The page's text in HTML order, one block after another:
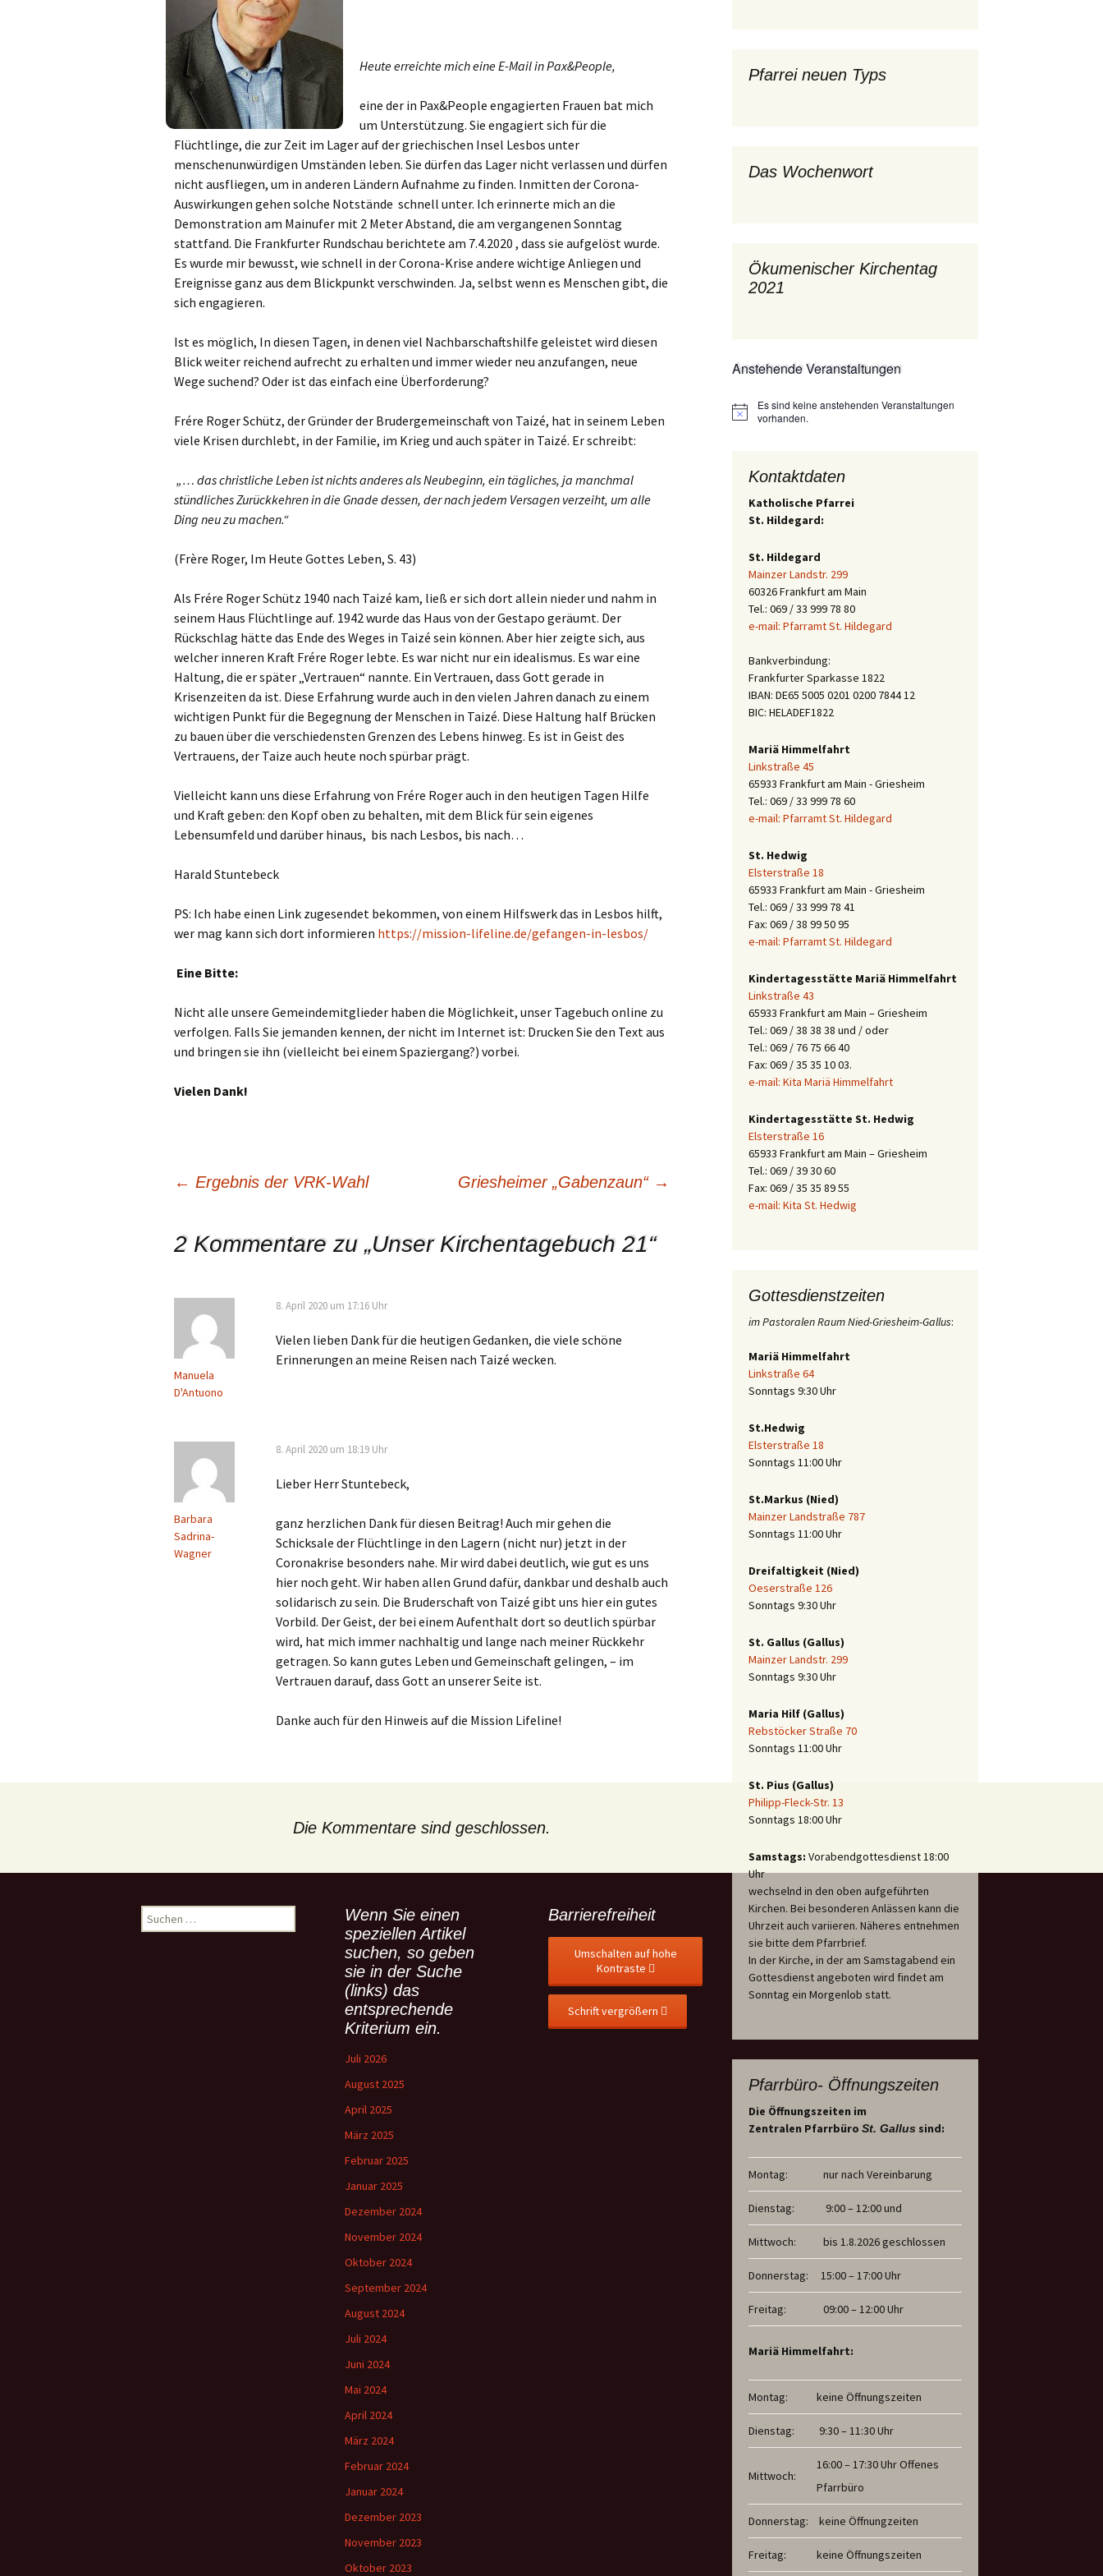
Links
Link)
Ev. Kirche Griesheim (ext.
Link)
St. Gallus (ext. Link)
Stadtkirche Frankfurt
(ext. Link)
Haus am Dom (ext. Link)
Dompfarrei St.
Bartholomäus (ext. Link)
Bistum Limburg (ext.
Link)
Caritas Frankfurt (ext.
Link)
Link)
Stadtsynodalrat
Wir sind Kirche (ext. Link)
Vereinsring Griesheim
(ext. Link)
Messdienerplan
Oekum. Kirchentag 2021
PGR-Wahl 2019 PGR – Wahl 2015
Prävention im Bistum
Limburg
Seelsorglicher Notruf
Stadtkirchenforum
Stellenausschreibungen
Unsere Kirchen und
Gemeindehäuser
Kirche Mariä Himmelfahrt
Kirche St. Hedwig
Das Pfarrhaus
Haus im Haus
Aus dem Archiv
Vorschau
Wochenblatt
Arbeitnehmerkirche
Spielkreise /
Eltern-Kind-GruppeSeniorenarbeit
Unser Wochenwort
Tauffamilien
Unser Wochenwort
Heute erreichte mich eine E-Mail in Pax&People,
eine der in Pax&People engagierten Frauen bat mich
um Unterstützung. Sie engagiert sich für die
Flüchtlinge, die zur Zeit im Lager auf der griechischen Insel Lesbos unter
menschenunwürdigen Umständen leben. Sie dürfen das Lager nicht verlassen und dürfen
nicht ausfliegen, um in anderen Ländern Aufnahme zu finden. Inmitten der Corona-
Auswirkungen gehen solche Notstände schnell unter. Ich erinnerte mich an die
Demonstration am Mainufer mit 2 Meter Abstand, die am vergangenen Sonntag
stattfand. Die Frankfurter Rundschau berichtete am 7.4.2020 , dass sie aufgelöst wurde.
Es wurde mir bewusst, wie schnell in der Corona-Krise andere wichtige Anliegen und
Ereignisse ganz aus dem Blickpunkt verschwinden. Ja, selbst wenn es Menschen gibt, die
sich engagieren.
Ist es möglich, In diesen Tagen, in denen viel Nachbarschaftshilfe geleistet wird diesen
Blick weiter reichend aufrecht zu erhalten und immer wieder neu anzufangen, neue
Wege suchend? Oder ist das einfach eine Überforderung?
Frére Roger Schütz, der Gründer der Brudergemeinschaft von Taizé, hat in seinem Leben
viele Krisen durchlebt, in der Familie, im Krieg und auch später in Taizé. Er schreibt:
„… das christliche Leben ist nichts anderes als Neubeginn, ein tägliches, ja manchmal
stündliches Zurückkehren in die Gnade dessen, der nach jedem Versagen verzeiht, um alle
Ding neu zu machen.“
(Frère Roger, Im Heute Gottes Leben, S. 43)
Als Frére Roger Schütz 1940 nach Taizé kam, ließ er sich dort allein nieder und nahm in
seinem Haus Flüchtlinge auf. 1942 wurde das Haus von der Gestapo geräumt. Der
Rückschlag hätte das Ende des Weges in Taizé sein können. Aber hier zeigte sich, aus
welcher inneren Kraft Frére Roger lebte. Es war nicht nur ein idealismus. Es war eine
Haltung, die er später „Vertrauen“ nannte. Ein Vertrauen, dass Gott gerade in
Krisenzeiten da ist. Diese Erfahrung wurde auch in den vielen Jahren danach zu einem
wichtigen Punkt für die Begegnung der Menschen in Taizé. Diese Haltung half Brücken
zu bauen über die verschiedensten Grenzen des Lebens hinweg. Es ist in Geist des
Vertrauens, der Taize auch heute noch spürbar prägt.
Vielleicht kann uns diese Erfahrung von Frére Roger auch in den heutigen Tagen Hilfe
und Kraft geben: den Kopf oben zu behalten, mit dem Blick für sein eigenes
Lebensumfeld und darüber hinaus, bis nach Lesbos, bis nach…
Harald Stuntebeck
PS: Ich habe einen Link zugesendet bekommen, von einem Hilfswerk das in Lesbos hilft,
wer mag kann sich dort informieren https://mission-lifeline.de/gefangen-in-lesbos/
Eine Bitte:
Nicht alle unsere Gemeindemitglieder haben die Möglichkeit, unser Tagebuch online zu
verfolgen. Falls Sie jemanden kennen, der nicht im Internet ist: Drucken Sie den Text aus
und bringen sie ihn (vielleicht bei einem Spaziergang?) vorbei.
Vielen Dank!
← Ergebnis der VRK-Wahl Griesheimer „Gabenzaun“ →
2 Kommentare zu „Unser Kirchentagebuch 21“
Manuela
D'Antuono
8. April 2020 um 17:16 Uhr
Vielen lieben Dank für die heutigen Gedanken, die viele schöne
Erinnerungen an meine Reisen nach Taizé wecken.
Barbara
Sadrina-
Wagner
8. April 2020 um 18:19 Uhr
Lieber Herr Stuntebeck,
ganz herzlichen Dank für diesen Beitrag! Auch mir gehen die
Schicksale der Flüchtlinge in den Lagern (nicht nur) jetzt in der
Coronakrise besonders nahe. Mir wird dabei deutlich, wie gut es uns
hier noch geht. Wir haben allen Grund dafür, dankbar und deshalb auch
solidarisch zu sein. Die Bruderschaft von Taizé gibt uns hier ein gutes
Vorbild. Der Geist, der bei einem Aufenthalt dort so deutlich spürbar
wird, hat mich immer nachhaltig und lange nach meiner Rückkehr
getragen. So kann gutes Leben und Gemeinschaft gelingen, – im
Vertrauen darauf, dass Gott an unserer Seite ist.
Danke auch für den Hinweis auf die Mission Lifeline!
Die Kommentare sind geschlossen.
Pfarrei neuen Typs
Das Wochenwort
Ökumenischer Kirchentag
2021
Anstehende Veranstaltungen
Hinweis
Es sind keine anstehenden Veranstaltungen
vorhanden.
Kontaktdaten
Katholische Pfarrei
St. Hildegard:
St. Hildegard
Mainzer Landstr. 299
60326 Frankfurt am Main
Tel.: 069 / 33 999 78 80
e-mail: Pfarramt St. Hildegard
Bankverbindung:
Frankfurter Sparkasse 1822
IBAN: DE65 5005 0201 0200 7844 12
BIC: HELADEF1822
Mariä Himmelfahrt
Linkstraße 45
65933 Frankfurt am Main - Griesheim
Tel.: 069 / 33 999 78 60
e-mail: Pfarramt St. Hildegard
St. Hedwig
Elsterstraße 18
65933 Frankfurt am Main - Griesheim
Tel.: 069 / 33 999 78 41
Fax: 069 / 38 99 50 95
e-mail: Pfarramt St. Hildegard
Kindertagesstätte Mariä Himmelfahrt
Linkstraße 43
65933 Frankfurt am Main – Griesheim
Tel.: 069 / 38 38 38 und / oder
Tel.: 069 / 76 75 66 40
Fax: 069 / 35 35 10 03.
e-mail: Kita Mariä Himmelfahrt
Kindertagesstätte St. Hedwig
Elsterstraße 16
65933 Frankfurt am Main – Griesheim
Tel.: 069 / 39 30 60
Fax: 069 / 35 35 89 55
e-mail: Kita St. Hedwig
Gottesdienstzeiten
im Pastoralen Raum Nied-Griesheim-Gallus:
Mariä Himmelfahrt
Linkstraße 64
Sonntags 9:30 Uhr
St.Hedwig
Elsterstraße 18
Sonntags 11:00 Uhr
St.Markus (Nied)
Mainzer Landstraße 787
Sonntags 11:00 Uhr
Dreifaltigkeit (Nied)
Oeserstraße 126
Sonntags 9:30 Uhr
St. Gallus (Gallus)
Mainzer Landstr. 299
Sonntags 9:30 Uhr
Maria Hilf (Gallus)
Rebstöcker Straße 70
Sonntags 11:00 Uhr
St. Pius (Gallus)
Philipp-Fleck-Str. 13
Sonntags 18:00 Uhr
Samstags: Vorabendgottesdienst 18:00
Uhr
wechselnd in den oben aufgeführten
Kirchen. Bei besonderen Anlässen kann die
Uhrzeit auch variieren. Näheres entnehmen
sie bitte dem Pfarrbrief.
In der Kirche, in der am Samstagabend ein
Gottesdienst angeboten wird findet am
Sonntag ein Morgenlob statt.
Pfarrbüro- Öffnungszeiten
Die Öffnungszeiten im
Zentralen Pfarrbüro St. Gallus sind:
Montag: nur nach Vereinbarung
Dienstag: 9:00 – 12:00 und
Mittwoch: bis 1.8.2026 geschlossen
Donnerstag: 15:00 – 17:00 Uhr
Freitag: 09:00 – 12:00 Uhr
Mariä Himmelfahrt:
Montag: keine Öffnungszeiten
Dienstag: 9:30 – 11:30 Uhr
Mittwoch:
16:00 – 17:30 Uhr Offenes
Pfarrbüro
Donnerstag: keine Öffnungzeiten
Freitag: keine Öffnungszeiten
u
Wenn Sie einen
speziellen Artikel
suchen, so geben
sie in der Suche
(links) das
entsprechende
Kriterium ein.
Juli 2026
August 2025
April 2025
März 2025
Februar 2025
Januar 2025
Dezember 2024
November 2024
Oktober 2024
September 2024
August 2024
Juli 2024
Juni 2024
Mai 2024
April 2024
März 2024
Februar 2024
Januar 2024
Dezember 2023
November 2023
Oktober 2023
Barrierefreiheit
Umschalten auf hohe
Kontraste
Schrift vergrößern